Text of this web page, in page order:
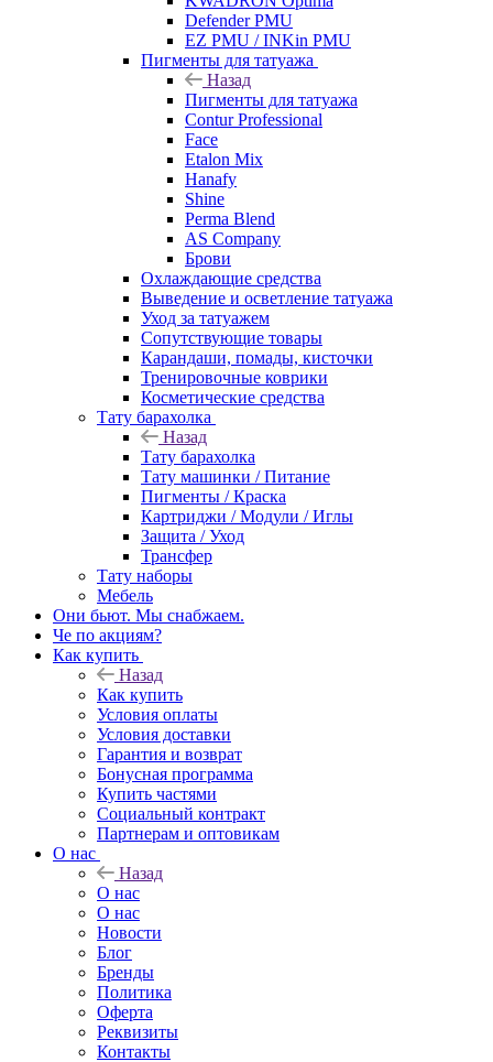
Defender PMU
EZ PMU / INKin PMU
Пигменты для татуажа
Назад
Пигменты для татуажа
Contur Professional
Face
Etalon Mix
Hanafy
Shine
Perma Blend
AS Company
Брови
Охлаждающие средства
Выведение и осветление татуажа
Уход за татуажем
Сопутствующие товары
Карандаши, помады, кисточки
Тренировочные коврики
Косметические средства
Тату барахолка
Назад
Тату барахолка
Тату машинки / Питание
Пигменты / Краска
Картриджи / Модули / Иглы
Защита / Уход
Трансфер
Тату наборы
Мебель
Они бьют. Мы снабжаем.
Че по акциям?
Как купить
Назад
Как купить
Условия оплаты
Условия доставки
Гарантия и возврат
Бонусная программа
Купить частями
Социальный контракт
Партнерам и оптовикам
О нас
Назад
О нас
О нас
Новости
Блог
Бренды
Политика
Оферта
Реквизиты
Контакты